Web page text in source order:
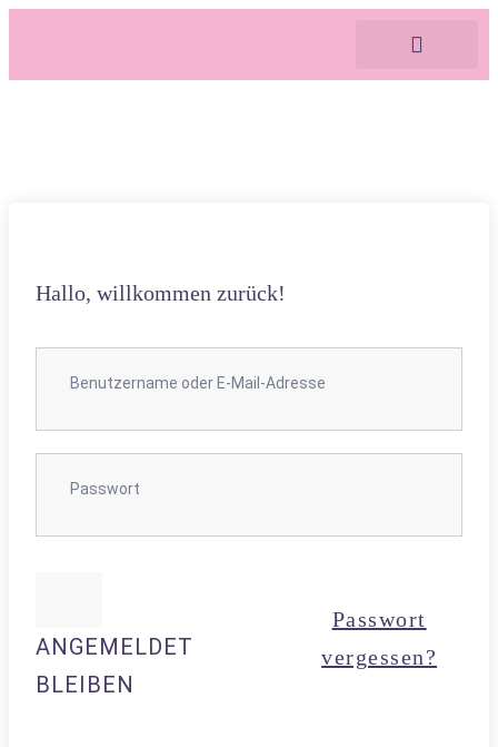
Hallo, willkommen zurück!
ANGEMELDET
BLEIBEN
Passwort
vergessen?